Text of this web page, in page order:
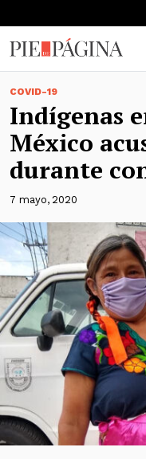
COVID-19
Indígenas
México
durante
7 mayo, 2020